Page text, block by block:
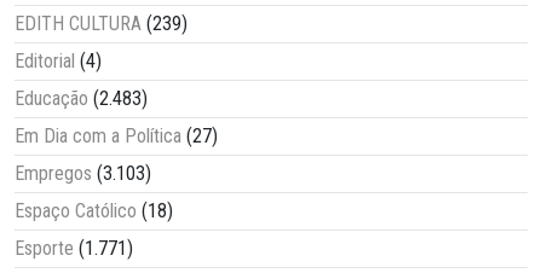
EDITH CULTURA (239)
Editorial (4)
Educação (2.483)
Em Dia com a Política (27)
Empregos (3.103)
Espaço Católico (18)
Esporte (1.771)